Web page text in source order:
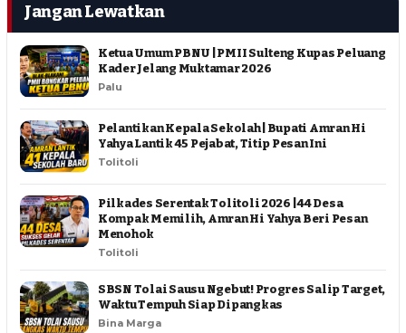
Jangan Lewatkan
Ketua Umum PBNU | PMII Sulteng Kupas Peluang
Kader Jelang Muktamar 2026
Palu
Pelantikan Kepala Sekolah | Bupati Amran Hi
Yahya Lantik 45 Pejabat, Titip Pesan Ini
Tolitoli
Pilkades Serentak Tolitoli 2026 | 44 Desa
Kompak Memilih, Amran Hi Yahya Beri Pesan
Menohok
Tolitoli
SBSN Tolai Sausu Ngebut! Progres Salip Target,
Waktu Tempuh Siap Dipangkas
Bina Marga